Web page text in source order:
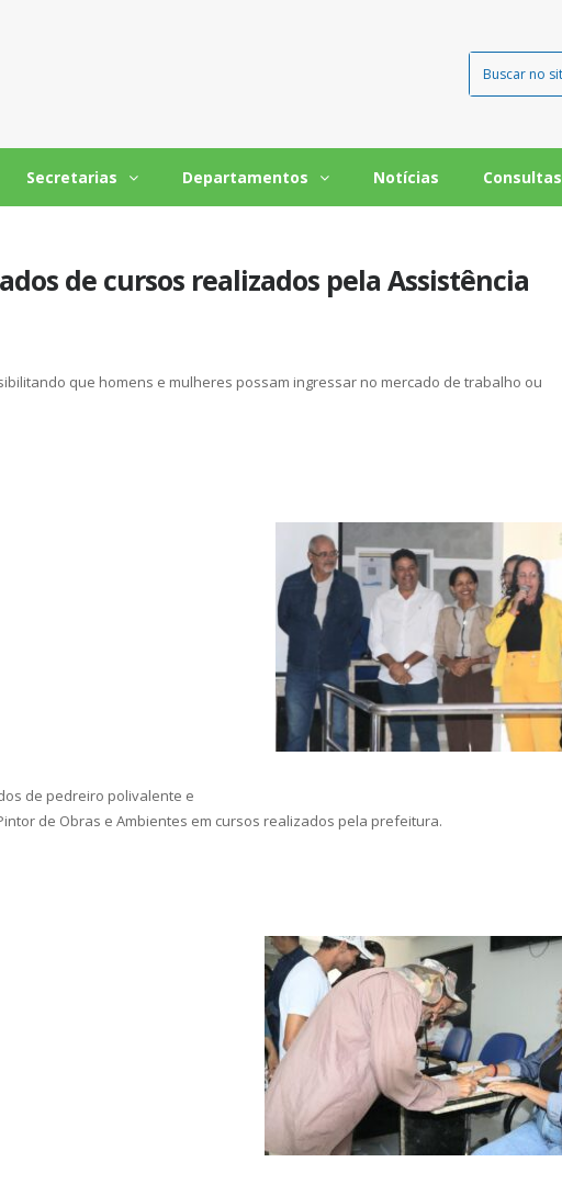
Secretarias Departamentos Notícias Consultas
de cursos realizados pela Assistência
que homens e mulheres possam ingressar no mercado de trabalho ou
de pedreiro polivalente e
de Obras e Ambientes em cursos realizados pela prefeitura.